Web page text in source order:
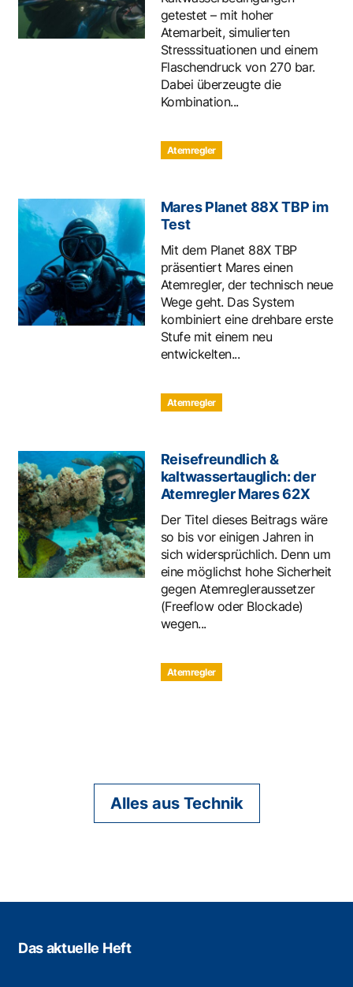
getestet – mit hoher
Atemarbeit, simulierten
Stresssituationen und einem
Flaschendruck von 270 bar.
Dabei überzeugte die
Kombination...
Atemregler
Mares Planet 88X TBP im
Test
Mit dem Planet 88X TBP
präsentiert Mares einen
Atemregler, der technisch neue
Wege geht. Das System
kombiniert eine drehbare erste
Stufe mit einem neu
entwickelten...
Atemregler
Reisefreundlich &
kaltwassertauglich: der
Atemregler Mares 62X
Der Titel dieses Beitrags wäre
so bis vor einigen Jahren in
sich widersprüchlich. Denn um
eine möglichst hohe Sicherheit
gegen Atemregleraussetzer
(Freeflow oder Blockade)
wegen...
Atemregler
Alles aus Technik
Das aktuelle Heft